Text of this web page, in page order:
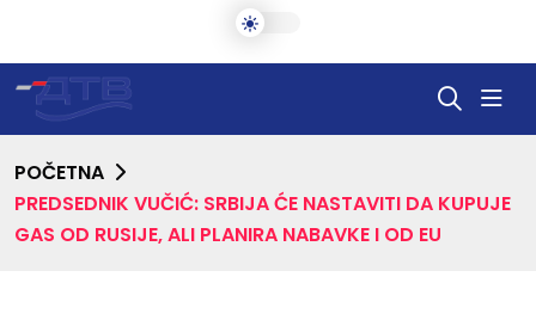
POČETNA
PREDSEDNIK VUČIĆ: SRBIJA ĆE NASTAVITI DA KUPUJE
GAS OD RUSIJE, ALI PLANIRA NABAVKE I OD EU